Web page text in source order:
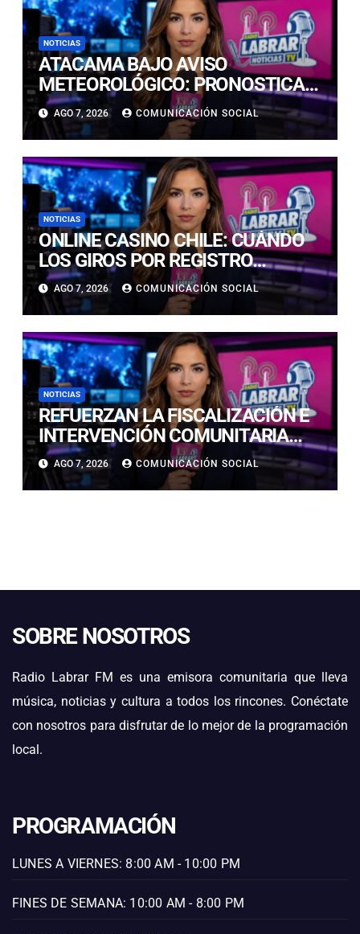
NOTICIAS
ATACAMA BAJO AVISO
METEOROLÓGICO: PRONOSTICAN
LLUVIAS E ISOTERMA CERO ALTA
EN PRECORDILLERA Y
CORDILLERA
AGO 7, 2026 COMUNICACIÓN SOCIAL
NOTICIAS
ONLINE CASINO CHILE: CUÁNDO
LOS GIROS POR REGISTRO
REALMENTE SIRVEN
AGO 7, 2026 COMUNICACIÓN SOCIAL
NOTICIAS
REFUERZAN LA FISCALIZACIÓN E
INTERVENCIÓN COMUNITARIA
CON OPERATIVO CONJUNTO EN
CALDERA
AGO 7, 2026 COMUNICACIÓN SOCIAL
SOBRE NOSOTROS
Radio Labrar FM es una emisora comunitaria que lleva
música, noticias y cultura a todos los rincones. Conéctate
con nosotros para disfrutar de lo mejor de la programación
local.
PROGRAMACIÓN
LUNES A VIERNES: 8:00 AM - 10:00 PM
FINES DE SEMANA: 10:00 AM - 8:00 PM